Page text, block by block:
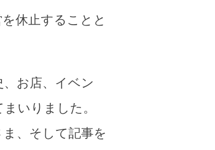
休止することと
お店、イベン
いりました。
、そして記事を